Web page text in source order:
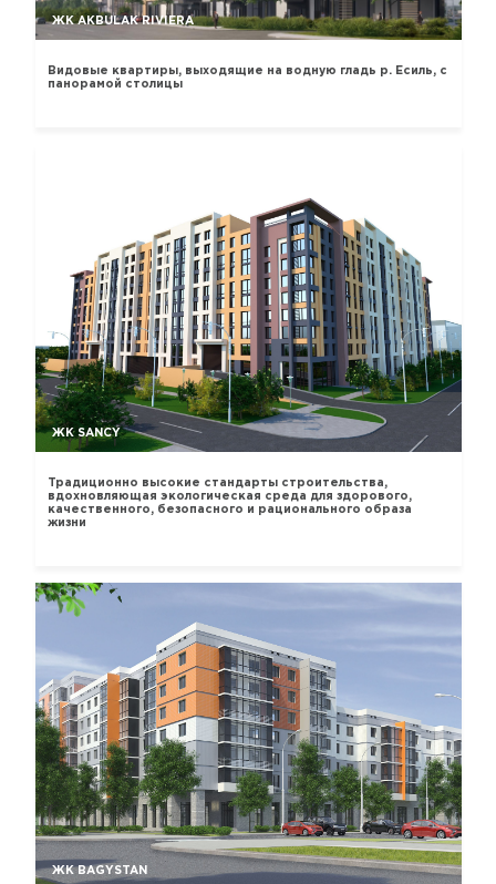
ЖК AKBULAK RIVIERA
Видовые квартиры, выходящие на водную гладь р. Есиль, с
панорамой столицы
ЖК SANCY
Традиционно высокие стандарты строительства,
вдохновляющая экологическая среда для здорового,
качественного, безопасного и рационального образа
жизни
ЖК BAGYSTAN